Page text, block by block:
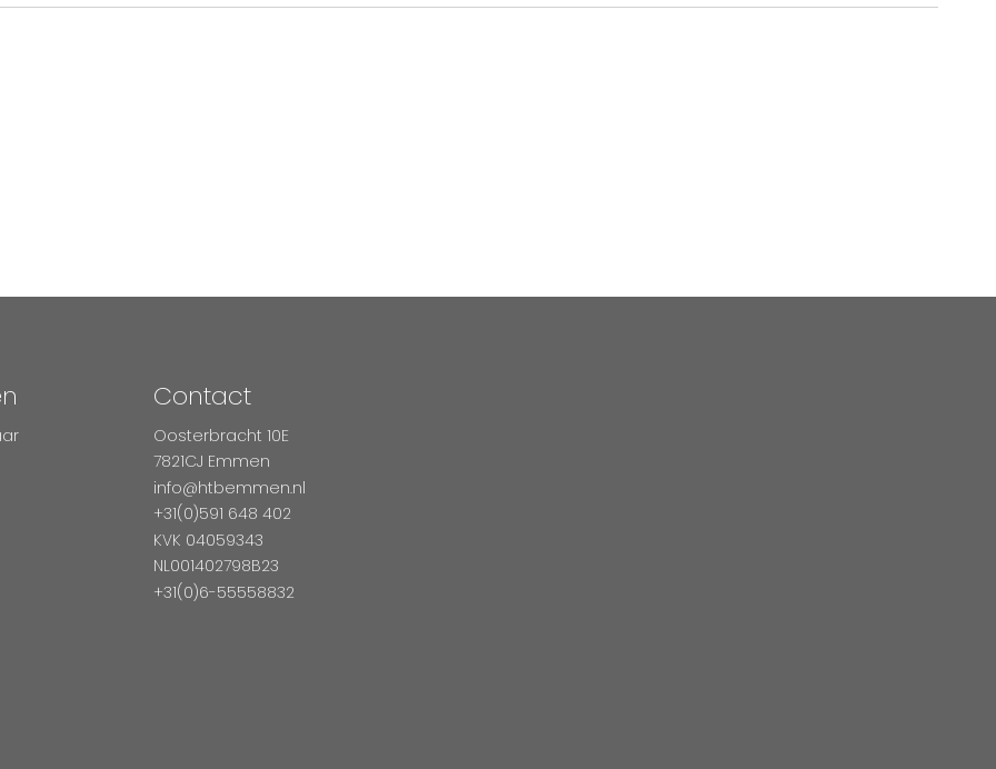
Contact
Oosterbracht 10E
7821CJ Emmen
info@htbemmen.nl
+31(0)591 648 402
KVK 04059343
NL001402798B23
+31(0)6-55558832